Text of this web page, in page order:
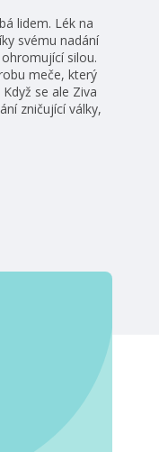
lidem. Lék na
svému nadání
silou.
meče, který
se ale Ziva
zničující války,